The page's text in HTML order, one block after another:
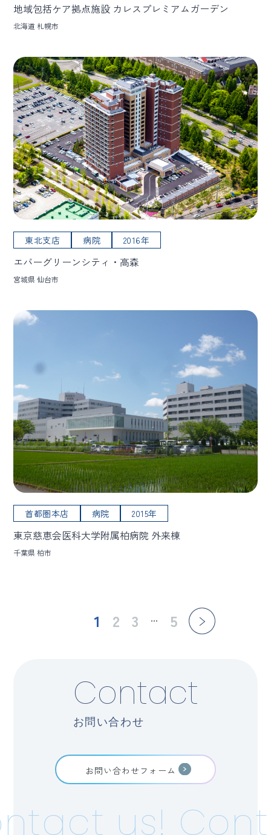
地域包括ケア拠点施設 カレスプレミアムガーデン
北海道 札幌市
東北支店 病院 2016年
エバーグリーンシティ・高森
宮城県 仙台市
首都圏本店 病院 2015年
東京慈恵会医科大学附属柏病院 外来棟
千葉県 柏市
1 2 3 5
Contact
お問い合わせ
お問い合わせフォーム
us!